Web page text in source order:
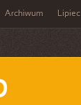
Archiwum Lipiec